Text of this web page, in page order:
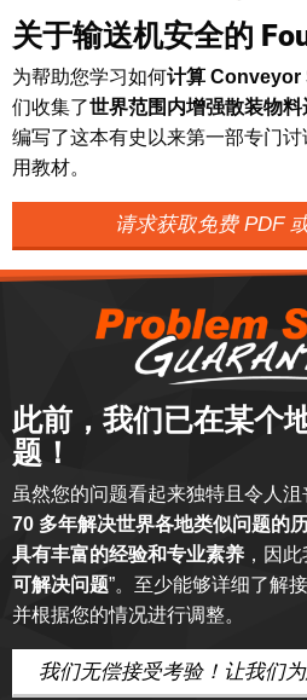
关于输送机安全的
为帮助您学习如何计算 Conveyor
们收集了世界范围内增强散装物
编写了这本有史以来第一部专门
用教材。
请求获取免费 PDF
此前，我们已在某个
题！
虽然您的问题看起来独特且令人
70 多年解决世界各地类似问题的
具有丰富的经验和专业素养 ，因
可解决问题”。至少能够详细了解
并根据您的情况进行调整。
我们无偿接受考验！让我们